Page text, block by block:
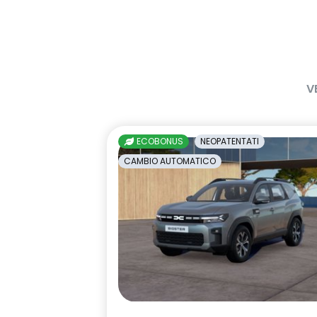
Pack standard connectivity
interlock
retrovisore interno fotocromatico
retrovisori
sedili posteriori ripiegabili 1/3 - 2/3
sellerie in
tessuto nero
impunture
sistema di controllo della
sistema di
ECOBONUS
NEOPATENTATI
CAMBIO AUTOMATICO